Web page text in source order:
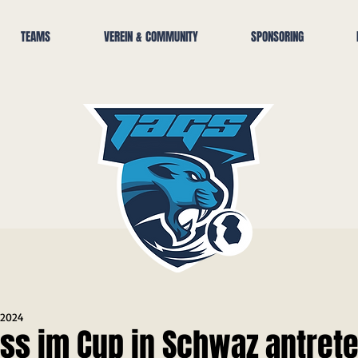
TEAMS VEREIN & COMMUNITY SPONSORING
im Cup in Schwaz